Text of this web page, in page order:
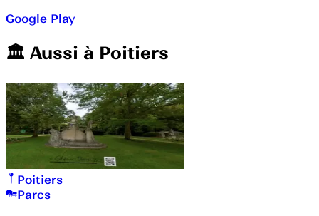
Google Play
🏛️️ Aussi à Poitiers
Poitiers
Parcs